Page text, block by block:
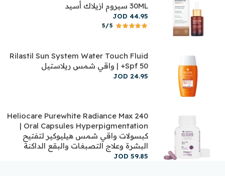
30ML سيروم ازيلاك أسيد
JOD 44.95
5/5
Rilastil Sun System Water Touch Fluid
Spf 50+ | واقي شمس ريلاستيل
JOD 24.95
Heliocare Purewhite Radiance Max 240
Oral Capsules Hyperpigmentation |
كبسولات واقي شمس هيليوكير لتفتيح
البشرة وعلاج التصبغات والبقع الداكنة
JOD 59.85